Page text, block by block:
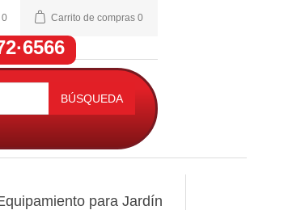
0 Carrito de compras 0
BÚSQUEDA
para Jardín